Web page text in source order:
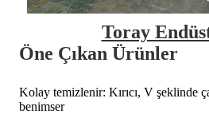
Toray
Öne Çıkan Ürünler
Kolay temizlenir: Kırıcı, V şeklinde
benimser